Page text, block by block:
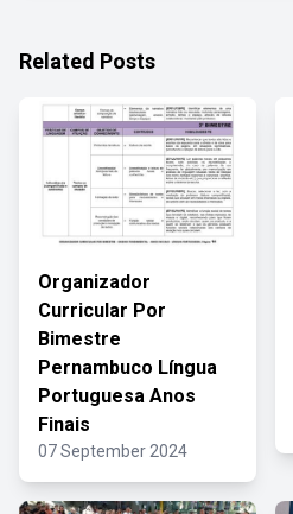
Related Posts
Organizador
Curricular Por
Bimestre
Pernambuco Língua
Portuguesa Anos
Finais
07 September 2024